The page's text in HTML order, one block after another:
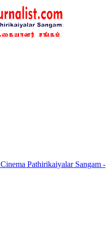
Cinema Pathirikaiyalar Sangam -